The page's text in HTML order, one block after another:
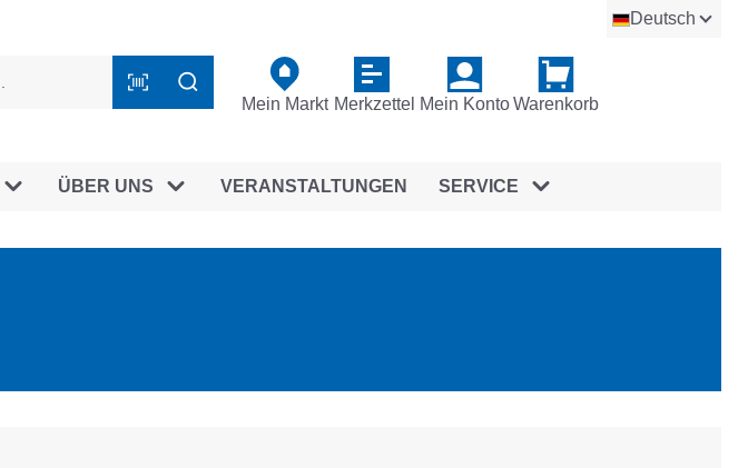
Deutsch
Mein Markt Merkzettel Mein KontoWarenkorb
ÜBER UNS VERANSTALTUNGEN SERVICE